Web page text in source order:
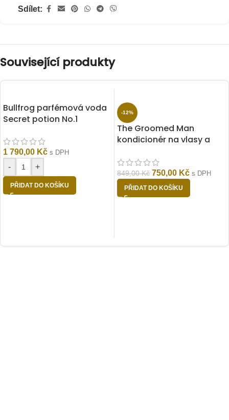
Sdílet:
Související produkty
Bullfrog parfémová voda
Secret potion No.1
1 790,00 Kč s DPH
- +
PŘIDAT DO KOŠÍKU
-12%
The Groomed Man
kondicionér na vlasy a
849,00Kč 750,00 Kč s DPH
PŘIDAT DO KOŠÍKU